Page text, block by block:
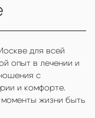
для всей
опыт в лечении и
с
и комфорте.
жизни быть